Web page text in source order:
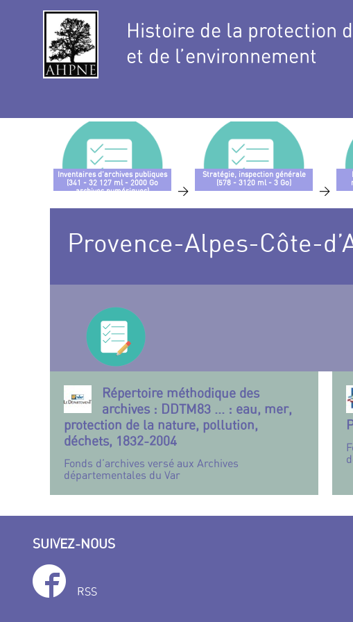
Histoire de la protection
et de l’environnement
Inventaires d’archives publiques
(341 - 32 127 ml - 2000 Go
archives numériques)
>
Stratégie, inspection générale
(578 - 3120 ml - 3 Go)
>
Provence-Alpes-Côte-
Répertoire méthodique des
archives : DDTM83 ... : eau, mer,
protection de la nature, pollution,
déchets, 1832-2004
Fonds d’archives versé aux Archives
départementales du Var
SUIVEZ-NOUS
RSS